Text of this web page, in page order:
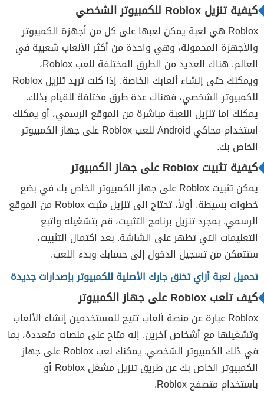
كيفية تنزيل Roblox للكمبيوتر الشخصي
Roblox هي لعبة يمكن لعبها على كل من أجهزة الكمبيوتر
والأجهزة المحمولة، وهي واحدة من أكثر الألعاب شعبية في
العالم. هناك العديد من الطرق المختلفة للعب Roblox،
ويمكنك حتى إنشاء ألعابك الخاصة. إذا كنت تريد تنزيل Roblox
للكمبيوتر الشخصي، فهناك عدة طرق مختلفة للقيام بذلك.
يمكنك إما تنزيل اللعبة مباشرة من الموقع الرسمي، أو يمكنك
استخدام محاكي Android للعب Roblox على جهاز الكمبيوتر
الخاص بك.
كيفية تثبيت Roblox على جهاز الكمبيوتر
يمكن تثبيت Roblox على جهاز الكمبيوتر الخاص بك في بضع
خطوات بسيطة. أولاً، تحتاج إلى تنزيل مثبت Roblox من الموقع
الرسمي. بمجرد تنزيل برنامج التثبيت، قم بتشغيله واتبع
التعليمات التي تظهر على الشاشة. بعد اكتمال التثبيت،
ستتمكن من تسجيل الدخول إلى حسابك وبدء اللعب.
تحميل لعبة أزاي تخنق جارك الأصلية للكمبيوتر بإصدارات جديدة
كيف تلعب Roblox على جهاز الكمبيوتر
Roblox عبارة عن منصة ألعاب تتيح للمستخدمين إنشاء الألعاب
وتشغيلها مع أشخاص آخرين. إنه متاح على منصات متعددة، بما
في ذلك الكمبيوتر الشخصي. يمكنك لعب Roblox على جهاز
الكمبيوتر الخاص بك عن طريق تنزيل مشغل Roblox أو
باستخدام متصفح Roblox.